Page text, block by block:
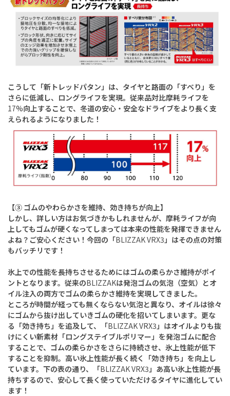
こうして「新トレッドパタン」は、タイヤと路面の「すべり」を
さらに低減し、ロングライフを実現。従来品対比摩耗ライフを
17%向上することで、冬道の安心・安全なドライブをより長く支
えられるようになりました！
【③ ゴムのやわらかさを維持、効き持ちが向上】
しかし、詳しい方はお気づきかもしれませんが、摩耗ライフが向
上してもゴムが硬くなってしまっては本来の性能を発揮できません
よね？ご安心ください！今回の「BLIZZAK VRX3 」はその点の対策
もバッチリです！
氷上での性能を長持ちさせるためにはゴムの柔らかさ維持がポイ
ントとなります。従来のBLIZZAKは発泡ゴムの気泡（空気）とオ
イル注入の両方でゴムの柔らかさ維持を実現してきました。
ところが時間が経っても無くならない気泡と異なり、オイルは徐々
にゴムから抜け出していきゴムの硬化を招いてしまいます。更な
る「効き持ち」を追及して、「BLIZZAK VRX3 」はオイルよりも抜
けにくい新素材「ロングステイブルポリマー」を発泡ゴムに配合
することで、ゴムの柔らかさをさらに持続させ、氷上性能が低下
することを抑制。高い氷上性能が長く続く「効き持ち」を向上し
ています。下の表の通り、「BLIZZAK VRX3 」あ高い氷上性能が長
持ちするので、安心して長く使っていただけるタイヤに進化してい
ます！